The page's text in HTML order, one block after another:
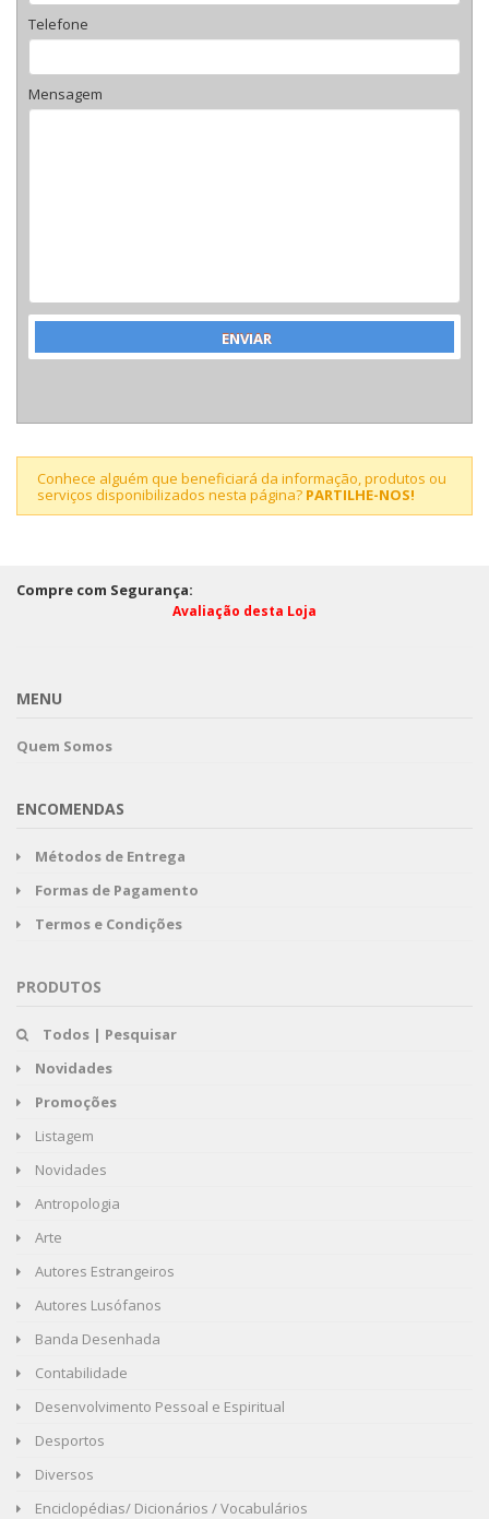
Telefone
Mensagem
Conhece alguém que beneficiará da informação, produtos ou
serviços disponibilizados nesta página? PARTILHE-NOS!
Compre com Segurança:
Avaliação desta Loja
MENU
Quem Somos
ENCOMENDAS
Métodos de Entrega
Formas de Pagamento
Termos e Condições
PRODUTOS
Todos | Pesquisar
Novidades
Promoções
Listagem
Novidades
Antropologia
Arte
Autores Estrangeiros
Autores Lusófanos
Banda Desenhada
Contabilidade
Desenvolvimento Pessoal e Espiritual
Desportos
Diversos
Enciclopédias/ Dicionários / Vocabulários